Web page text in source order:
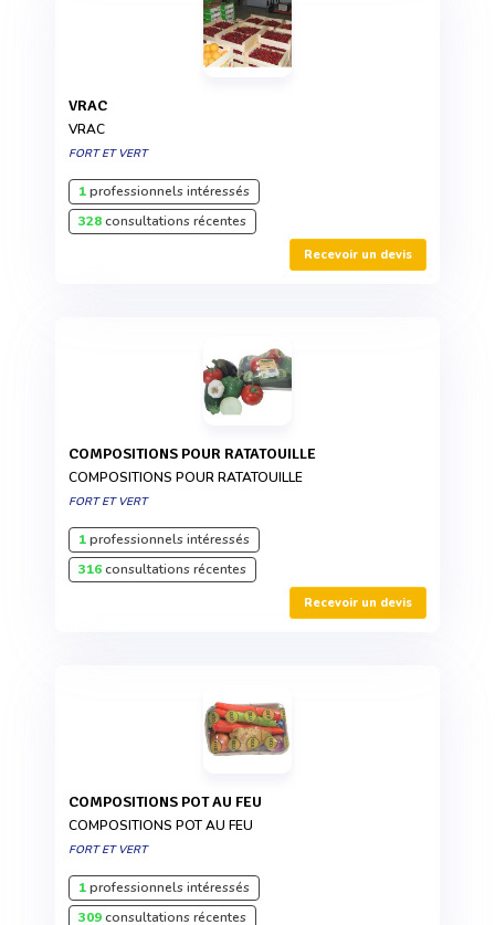
VRAC
VRAC
FORT ET VERT
1professionnels intéressés
328consultations récentes
Recevoir un devis
COMPOSITIONS POUR RATATOUILLE
COMPOSITIONS POUR RATATOUILLE
FORT ET VERT
1professionnels intéressés
316consultations récentes
Recevoir un devis
COMPOSITIONS POT AU FEU
COMPOSITIONS POT AU FEU
FORT ET VERT
1professionnels intéressés
309consultations récentes